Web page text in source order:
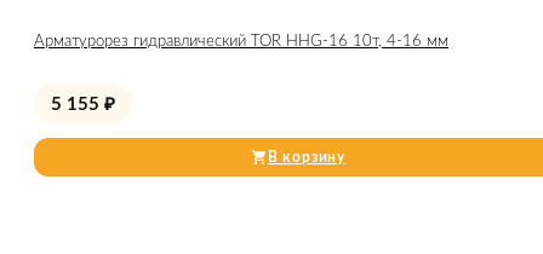
Арматурорез гидравлический TOR HHG-16 10т, 4-16 мм
5 155 ₽
В корзину